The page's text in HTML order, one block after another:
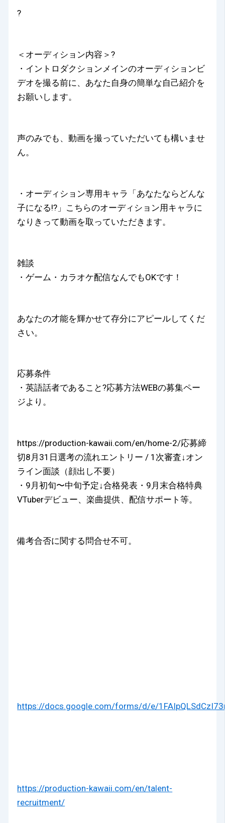
?
＜オーディション内容＞?
・イントロダクションメインのオーディションビ
デオを撮る前に、あなた自身の簡単な自己紹介を
お願いします。
声のみでも、動画を撮っていただいても構いませ
ん。
・オーディション専用キャラ「あなたならどんな
子になる!?」こちらのオーディション用キャラに
なりきって動画を取っていただきます。
雑談
・ゲーム・カラオケ配信なんでもOKです！
あなたの才能を輝かせて存分にアピールしてくだ
さい。
応募条件
・英語話者であること?応募方法WEBの募集ペー
ジより。
https://production-kawaii.com/en/home-2/応募締
切8月31日選考の流れエントリー / 1次審査↓オン
ライン面談（顔出し不要）
・9月初旬〜中旬予定↓合格発表・9月末合格特典
VTuberデビュー、楽曲提供、配信サポート等。
備考合否に関する問合せ不可。
https://docs.google.com/forms/d/e/
https://production-kawaii.com/en/talent-
recruitment/